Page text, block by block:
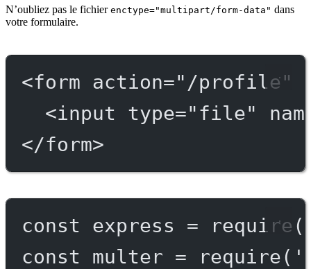
N’oubliez pas le fichier enctype="multipart/form-data" dans
votre formulaire.
<form action="/profile"
<input type="file"
</form>
const express = require (
const
multer = require(